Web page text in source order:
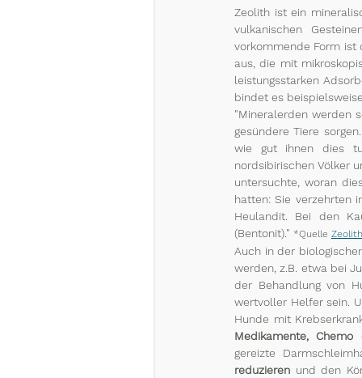
Zeolith ist ein
vulkanischen
vorkommende Form ist
aus, die mit
leistungsstarken
bindet es
"Mineralerden werden
gesündere Tiere
wie gut ihnen dies
nordsibirischen Völker
untersuchte, woran
hatten: Sie verzehrten
Heulandit. Bei den
(Bentonit)." *Quelle
Auch in der
werden, z.B. etwa bei
der Behandlung von
wertvoller Helfer sein.
Hunde mit
Medikamente,
gereizte
reduzieren und den